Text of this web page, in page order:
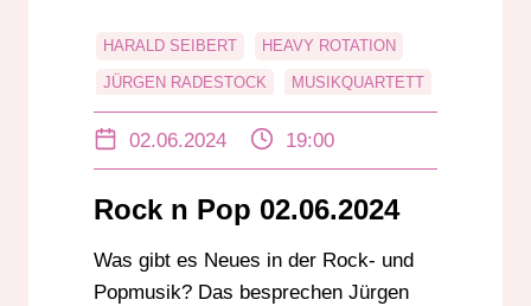
HARALD SEIBERT HEAVY ROTATION
JÜRGEN RADESTOCK MUSIKQUARTETT
ZEITMASCHINE
02.06.2024 19:00
Rock n Pop 02.06.2024
Was gibt es Neues in der Rock- und
Popmusik? Das besprechen Jürgen